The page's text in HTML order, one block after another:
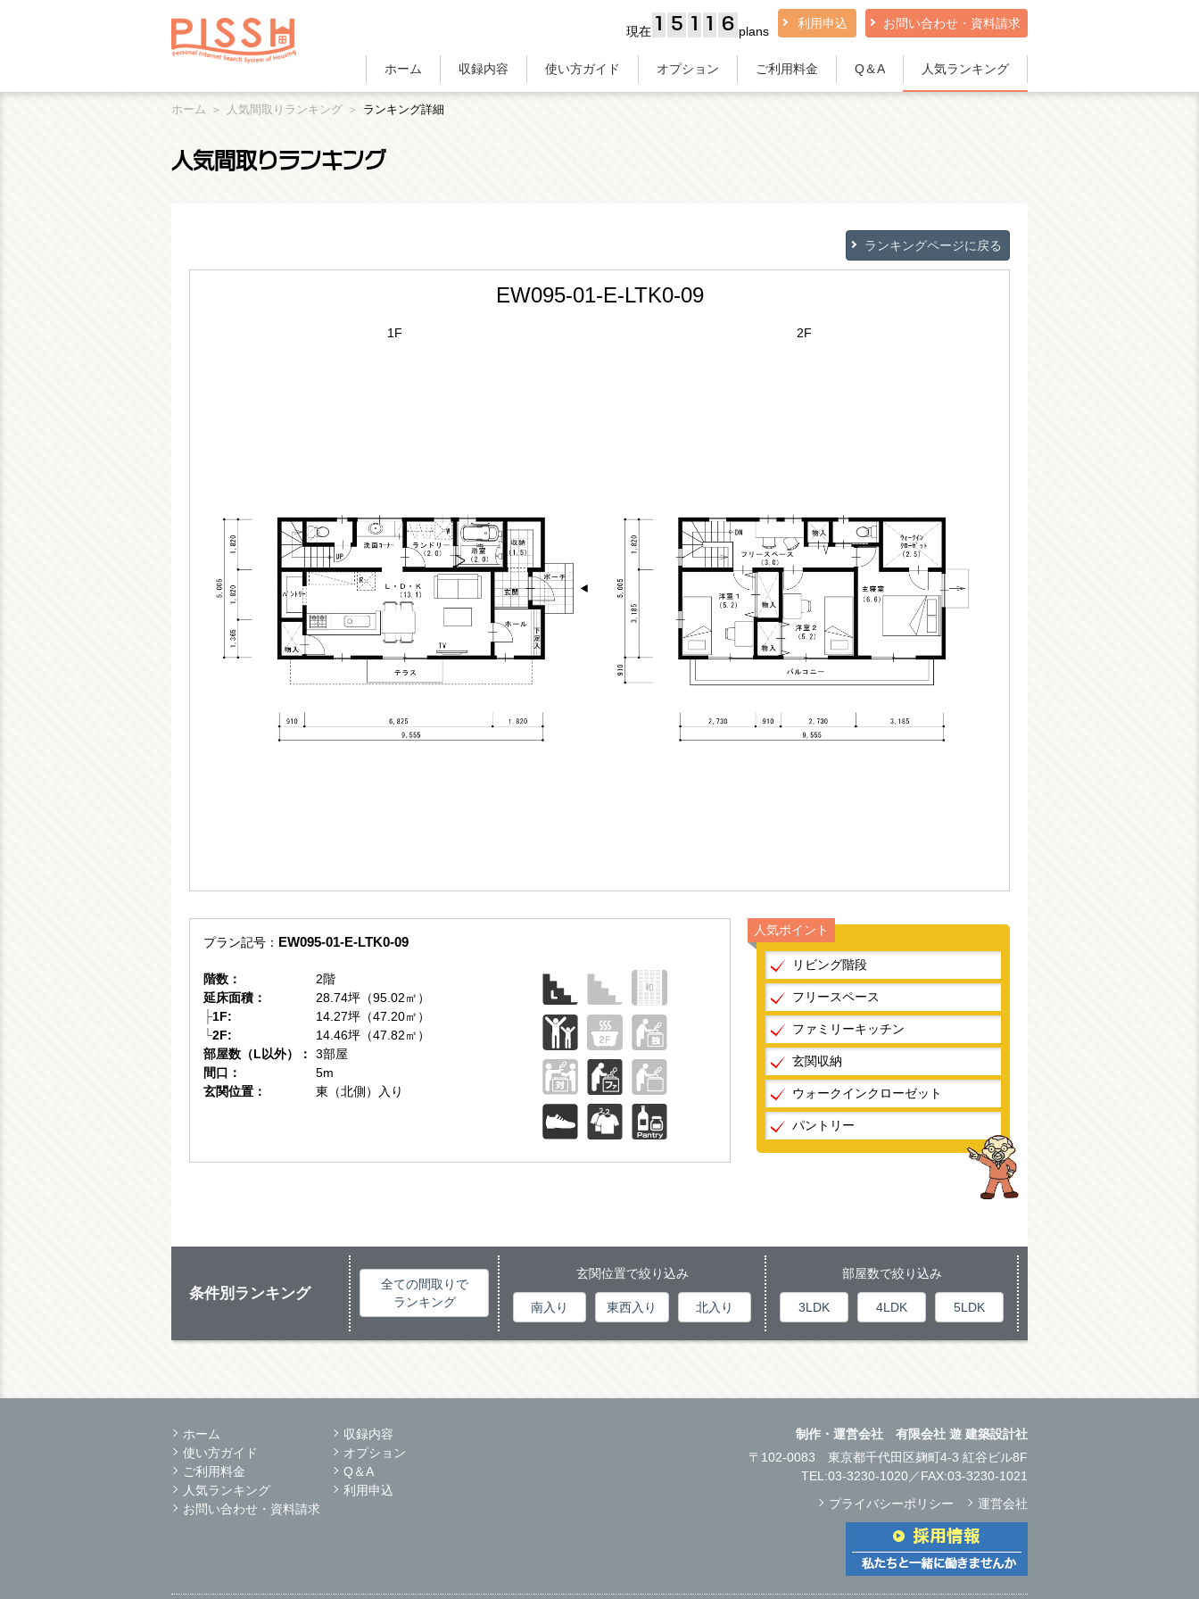
現在 1 5 1 1 6 plans
利用申込 お問い合わせ・資料請求
ホーム 収録内容 使い方ガイド オプション ご利用料金 Q＆A 人気ランキング
ホーム 人気間取りランキング ランキング詳細
人気間取りランキング
ランキングページに戻る
EW095-01-E-LTK0-09
1F 2F
プラン記号： EW095-01-E-LTK0-09
階数：
2階
延床面積：
28.74坪（95.02㎡）
├1F:
14.27坪（47.20㎡）
└2F:
14.46坪（47.82㎡）
部屋数 （L以外）：
3部屋
間口：
5m
玄関位置：
東（北側）入り
人気ポイント
リビング階段
フリースペース
ファミリーキッチン
玄関収納
ウォークインクローゼット
パントリー
条件別ランキング
全ての間取りで
ランキング
玄関位置で絞り込み
南入り 東西入り 北入り
部屋数で絞り込み
3LDK 4LDK 5LDK
ホーム
収録内容
使い方ガイド
オプション
ご利用料金
Q＆A
人気ランキング
利用申込
お問い合わせ・資料請求
制作・運営会社 有限会社 遊 建築設計社
〒102-0083 東京都千代田区麹町4-3 紅谷ビル8F
TEL:03-3230-1020／FAX:03-3230-1021
プライバシーポリシー
運営会社